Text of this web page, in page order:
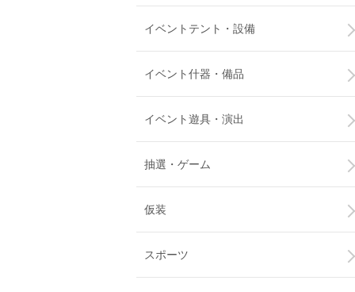
イベントテント・設備
イベント什器・備品
イベント遊具・演出
抽選・ゲーム
仮装
スポーツ